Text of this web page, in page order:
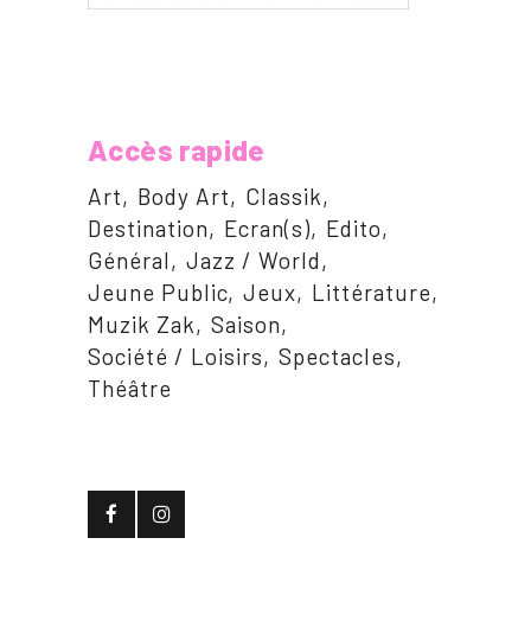
Accès rapide
Art Body Art
Classik
Destination
Ecran(s)
Edito
Général
Jazz / World
Jeune Public Jeux
Littérature
Muzik Zak
Saison
Société / Loisirs
Spectacles
Théâtre